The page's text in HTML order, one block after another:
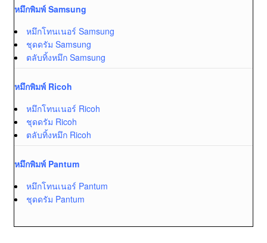
หมึกพิมพ์ Samsung
หมึกโทนเนอร์ Samsung
ชุดดรัม Samsung
ตลับทิ้งหมึก Samsung
หมึกพิมพ์ Ricoh
หมึกโทนเนอร์ Ricoh
ชุดดรัม Ricoh
ตลับทิ้งหมึก Ricoh
หมึกพิมพ์ Pantum
หมึกโทนเนอร์ Pantum
ชุดดรัม Pantum